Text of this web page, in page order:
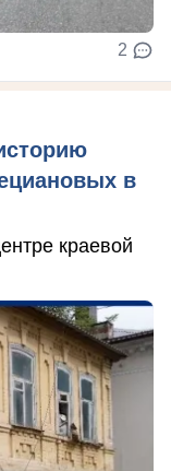
2
в
краевой